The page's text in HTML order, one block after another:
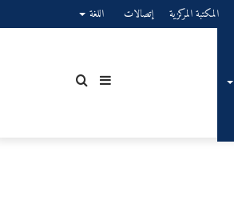
المكتبة المركزية إتصالات اللغة
بحثإضافة